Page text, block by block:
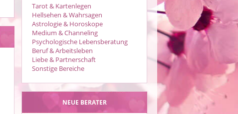
Tarot & Kartenlegen
Hellsehen & Wahrsagen
Astrologie & Horoskope
Medium & Channeling
Psychologische Lebensberatung
Beruf & Arbeitsleben
Liebe & Partnerschaft
Sonstige Bereiche
NEUE BERATER